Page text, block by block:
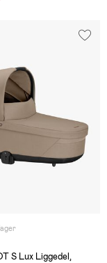
S Lux Liggedel,